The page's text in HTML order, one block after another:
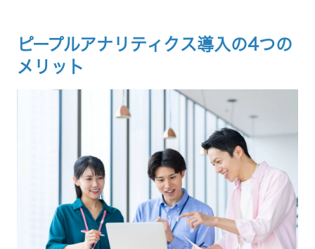
ピープルアナリティクス導入の4つの
メリット